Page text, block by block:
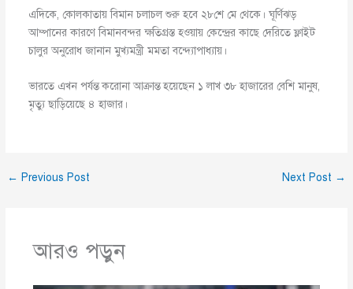
এদিকে, কোলকাতায় বিমান চলাচল শুরু হবে ২৮শে মে থেকে। ঘূর্ণিঝড়
আম্পানের কারণে বিমানবন্দর ক্ষতিগ্রস্ত হওয়ায় কেন্দ্রের কাছে দেরিতে ফ্লাইট
চালুর অনুরোধ জানান মুখ্যমন্ত্রী মমতা বন্দ্যোপাধ্যায়।
ভারতে এখন পর্যন্ত করোনা আক্রান্ত হয়েছেন ১ লাখ ৩৮ হাজারের বেশি মানুষ,
মৃত্যু ছাড়িয়েছে ৪ হাজার।
← Previous Post Next Post →
আরও পড়ুন